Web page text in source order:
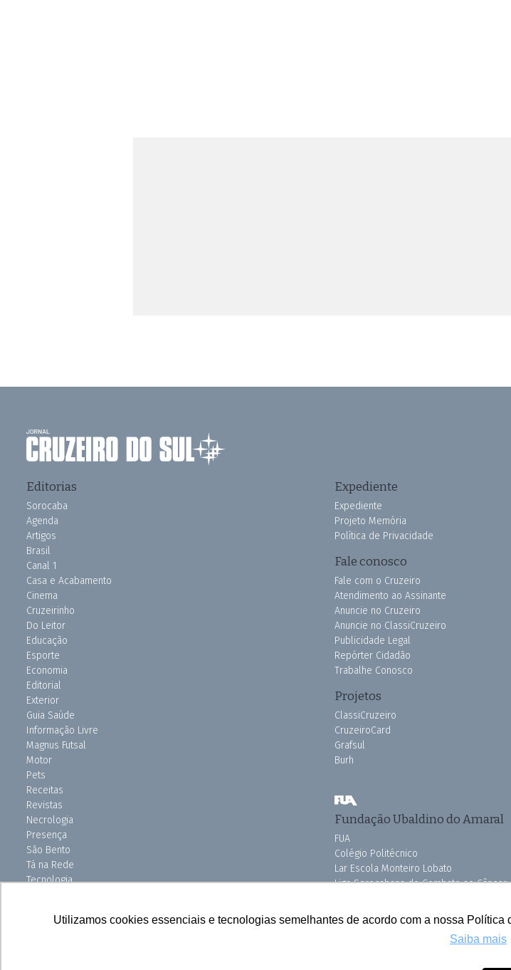
Utilizamos cookies essenciais e tecnologias semelhantes de acordo com a nossa
Saiba mais
Editorias
Sorocaba
Agenda
Artigos
Brasil
Canal 1
Casa e Acabamento
Cinema
Cruzeirinho
Do Leitor
Educação
Esporte
Economia
Editorial
Exterior
Guia Saúde
Informação Livre
Magnus Futsal
Motor
Pets
Receitas
Revistas
Necrologia
Presença
São Bento
Tá na Rede
Tecnologia
Expediente
Expediente
Projeto Memória
Política de Privacidade
Fale conosco
Fale com o Cruzeiro
Atendimento ao Assinante
Anuncie no Cruzeiro
Anuncie no ClassiCruzeiro
Publicidade Legal
Repórter Cidadão
Trabalhe Conosco
Projetos
ClassiCruzeiro
CruzeiroCard
Grafsul
Burh
Fundação Ubaldino do Amaral
FUA
Colégio Politécnico
Lar Escola Monteiro Lobato
Liga Sorocabana de Combate ao Câncer
Pink do Bem OSSEL